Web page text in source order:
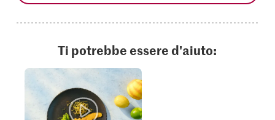
Ti potrebbe essere d'aiuto: